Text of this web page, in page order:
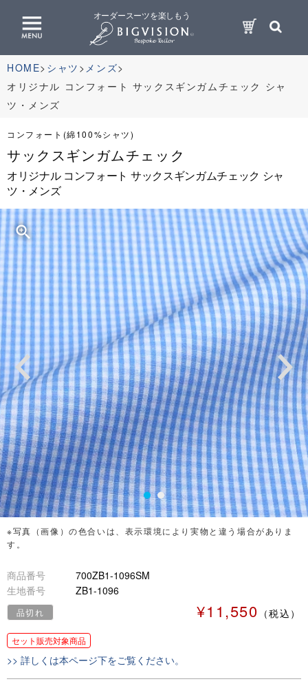
オーダースーツを楽しもう
HOME シャツ
メンズ
オリジナル コンフォート サックスギンガムチェック シャ
ツ・メンズ
コンフォート(綿100%シャツ)
サックスギンガムチェック
オリジナル コンフォート サックスギンガムチェック シャ
ツ・メンズ
zoom_in
※写真（画像）の色合いは、表示環境により実物と違う場合がありま
す。
商品番号
700ZB1-1096SM
生地番号
ZB1-1096
¥11,550 （税込）
品切れ
セット販売対象商品
>> 詳しくは本ページ下をご覧ください。